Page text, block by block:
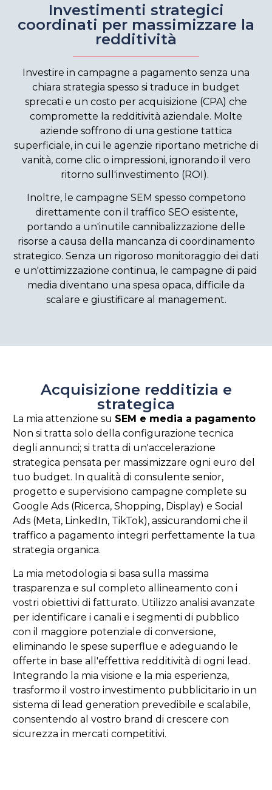
Investimenti strategici
coordinati per massimizzare la
redditività
Investire in campagne a pagamento senza una
chiara strategia spesso si traduce in budget
sprecati e un costo per acquisizione (CPA) che
compromette la redditività aziendale. Molte
aziende soffrono di una gestione tattica
superficiale, in cui le agenzie riportano metriche di
vanità, come clic o impressioni, ignorando il vero
ritorno sull'investimento (ROI).
Inoltre, le campagne SEM spesso competono
direttamente con il traffico SEO esistente,
portando a un'inutile cannibalizzazione delle
risorse a causa della mancanza di coordinamento
strategico. Senza un rigoroso monitoraggio dei dati
e un'ottimizzazione continua, le campagne di paid
media diventano una spesa opaca, difficile da
scalare e giustificare al management.
Acquisizione redditizia e
strategica
La mia attenzione su SEM e media a pagamento
Non si tratta solo della configurazione tecnica
degli annunci; si tratta di un'accelerazione
strategica pensata per massimizzare ogni euro del
tuo budget. In qualità di consulente senior,
progetto e supervisiono campagne complete su
Google Ads (Ricerca, Shopping, Display) e Social
Ads (Meta, LinkedIn, TikTok), assicurandomi che il
traffico a pagamento integri perfettamente la tua
strategia organica.
La mia metodologia si basa sulla massima
trasparenza e sul completo allineamento con i
vostri obiettivi di fatturato. Utilizzo analisi avanzate
per identificare i canali e i segmenti di pubblico
con il maggiore potenziale di conversione,
eliminando le spese superflue e adeguando le
offerte in base all'effettiva redditività di ogni lead.
Integrando la mia visione e la mia esperienza,
trasformo il vostro investimento pubblicitario in un
sistema di lead generation prevedibile e scalabile,
consentendo al vostro brand di crescere con
sicurezza in mercati competitivi.